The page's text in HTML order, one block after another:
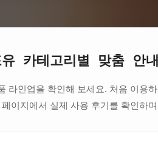
유 카테고리별 맞춤 안내
라인업을 확인해 보세요. 처음 이용
이지에서 실제 사용 후기를 확인하